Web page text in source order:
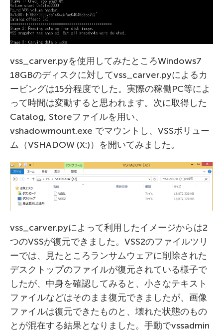
vss_carver.pyを使用してみたところWindows7
18GBのディスクに対してvss_carver.pyによるカ
ービングは15分程度でした。実際の稼働PC等によ
って時間は変動すると思われます。次に取得した
Catalog, Storeファイルを用い、
vshadowmount.exe でマウントし、VSSボリュー
ム（VSHADOW (X:)）を開いてみました。
vss_carver.pyによって利用したイメージからは2
つのVSSが復元できました。VSS2のファイルツリ
ーでは、見たところランサムウェアに削除された
デスクトップのファイルが復元されている様子で
したが、中身を確認してみると、小さなテキスト
ファイルなどはそのまま復元できましたが、画像
ファイルは復元できたものと、壊れた状態のもの
とが混在する結果となりました。手動でvssadmin